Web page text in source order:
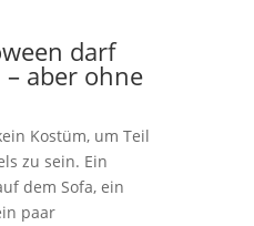
darf
– aber ohne
Kostüm, um Teil
zu sein. Ein
dem Sofa, ein
paar